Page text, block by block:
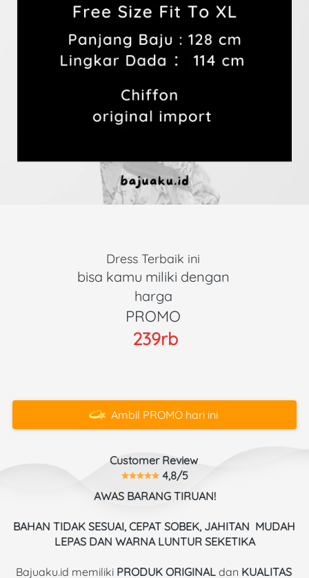
Dress Terbaik ini
bisa kamu miliki dengan
harga
PROMO
239rb
` Ambil PROMO hari ini
Customer Review
4,8/5
AWAS BARANG TIRUAN!
BAHAN TIDAK SESUAI, CEPAT SOBEK, JAHITAN  MUDAH
LEPAS DAN WARNA LUNTUR SEKETIKA
Bajuaku.id memiliki PRODUK ORIGINAL dan KUALITAS